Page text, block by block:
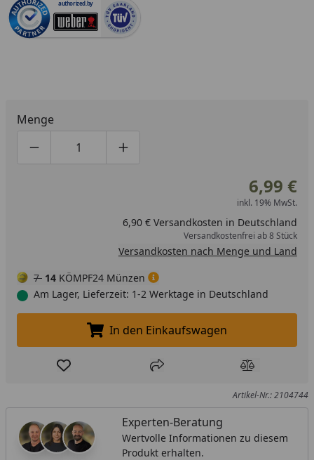
authorized.by
Menge
Produktmenge um eins verringern
Produktmenge manuell eingeben
Produktmenge um eins erhöhen
6,99 €
inkl. 19% MwSt.
6,90 € Versandkosten in Deutschland
Versandkostenfrei ab 8 Stück
Versandkosten nach Menge und Land
7 14 KÖMPF24 Münzen
Am Lager, Lieferzeit: 1-2 Werktage in Deutschland
In den Einkaufswagen legen
In den Einkaufswagen
Produkt zur Wunschliste hinzufügen
Teilen Produkt
Artikel-Nr.: 2104744
Experten-Beratung
Wertvolle Informationen zu diesem
Produkt erhalten.